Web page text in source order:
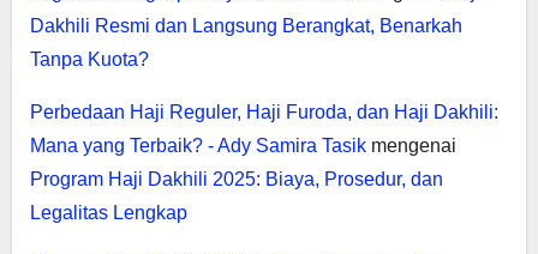
Dakhili Resmi dan Langsung Berangkat, Benarkah
Tanpa Kuota?
Perbedaan Haji Reguler, Haji Furoda, dan Haji Dakhili:
Mana yang Terbaik? - Ady Samira Tasikmengenai
Program Haji Dakhili 2025: Biaya, Prosedur, dan
Legalitas Lengkap